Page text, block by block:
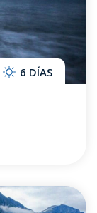
6 DÍAS